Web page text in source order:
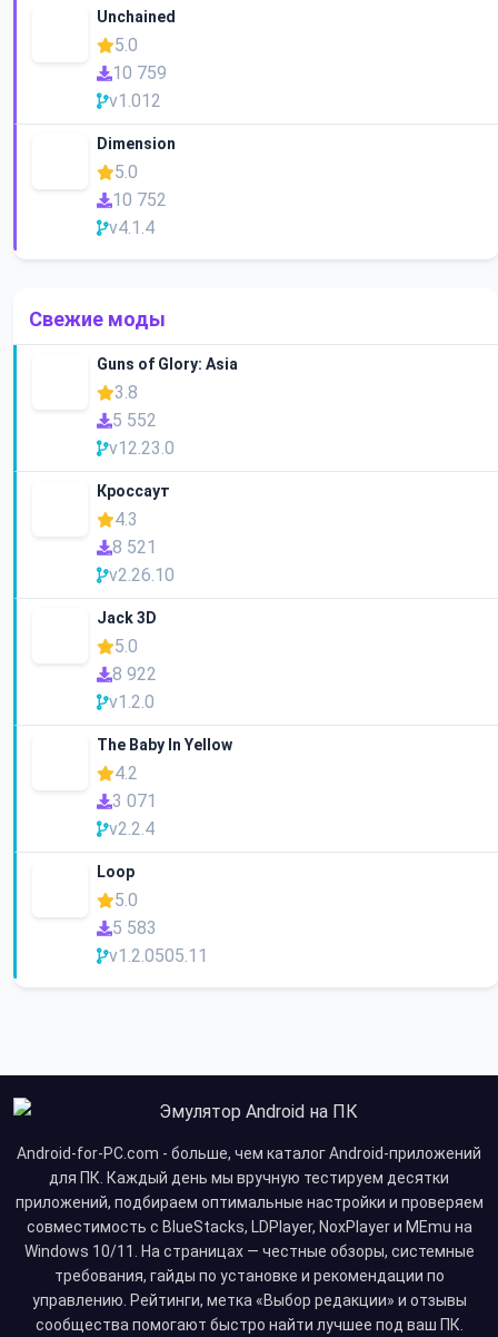
Unchained
5.0
10 759
v1.012
Dimension
5.0
10 752
v4.1.4
Свежие моды
Guns of Glory: Asia
3.8
5 552
v12.23.0
Кроссаут
4.3
8 521
v2.26.10
Jack 3D
5.0
8 922
v1.2.0
The Baby In Yellow
4.2
3 071
v2.2.4
Loop
5.0
5 583
v1.2.0505.11
Android-for-PC.com - больше, чем каталог Android-приложений
для ПК. Каждый день мы вручную тестируем десятки
приложений, подбираем оптимальные настройки и проверяем
совместимость с BlueStacks, LDPlayer, NoxPlayer и MEmu на
Windows 10/11. На страницах — честные обзоры, системные
требования, гайды по установке и рекомендации по
управлению. Рейтинги, метка «Выбор редакции» и отзывы
сообщества помогают быстро найти лучшее под ваш ПК.